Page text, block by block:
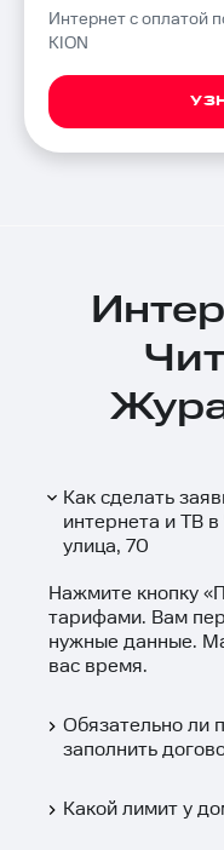
Интернет с оплатой
KION
Как сделать
интернета и ТВ
улица, 70
Нажмите кнопку «
тарифами. Вам
нужные данные.
вас время.
Обязательно ли
заполнить
Какой лимит у